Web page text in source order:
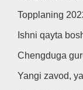
Topplaning
Ishni qayta
Chengduga
Yangi zavod,